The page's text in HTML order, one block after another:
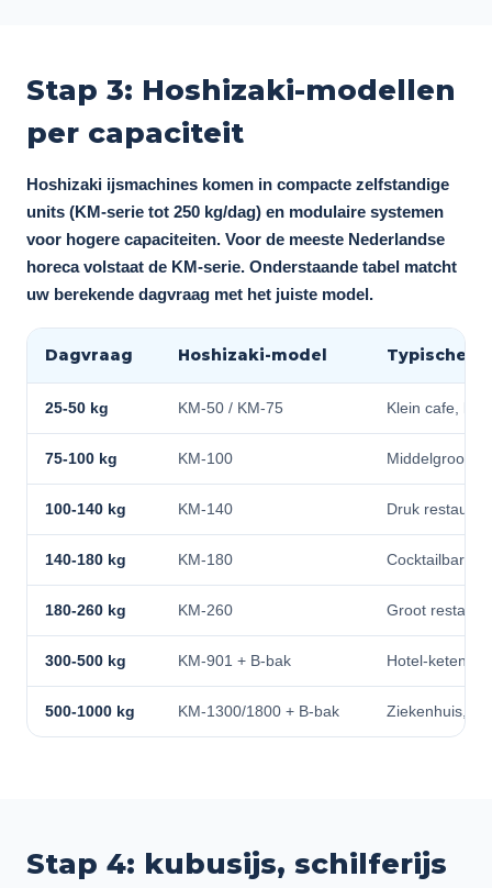
Stap 3: Hoshizaki-modellen
per capaciteit
Hoshizaki ijsmachines komen in compacte zelfstandige
units (KM-serie tot 250 kg/dag) en modulaire systemen
voor hogere capaciteiten. Voor de meeste Nederlandse
horeca volstaat de KM-serie. Onderstaande tabel matcht
uw berekende dagvraag met het juiste model.
Dagvraag Hoshizaki-model Typische
25-50 kg KM-50 / KM-75 Klein cafe,
75-100 kg KM-100 Middelgroot
100-140 kg KM-140 Druk
140-180 kg KM-180 Cocktailbar,
180-260 kg KM-260 Groot
300-500 kg KM-901 + B-bak Hotel-keten,
500-1000 kg KM-1300/1800 + B-bak Ziekenhuis,
Stap 4: kubusijs, schilferijs